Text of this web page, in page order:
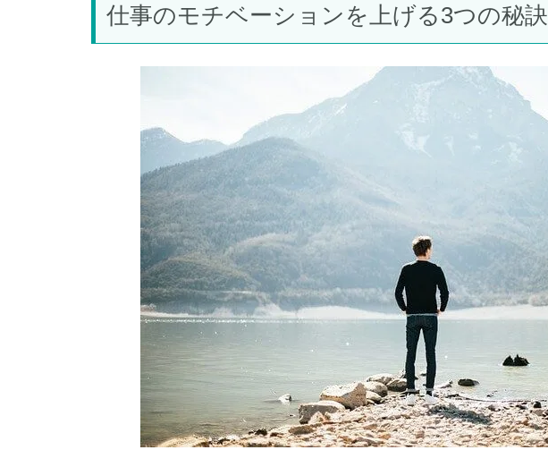
仕事のモチベーションを上げる3つの秘訣